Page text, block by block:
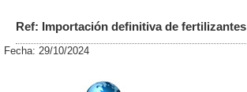
Ref: Importación definitiva de
Fecha: 29/10/2024